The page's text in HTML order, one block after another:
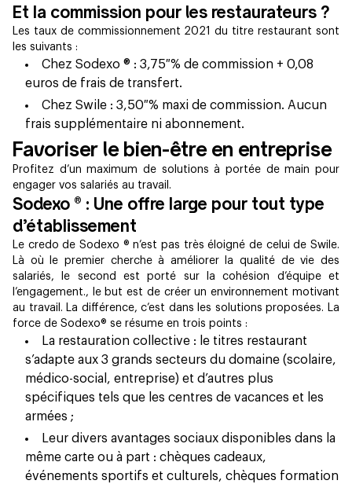
Et la commission pour les restaurateurs ?
Les taux de commissionnement 2021 du titre restaurant sont
les suivants :
Chez Sodexo ® : 3,75 % de commission + 0,08
euros de frais de transfert.
Chez Swile : 3,50 % maxi de commission. Aucun
frais supplémentaire ni abonnement.
Favoriser le bien-être en entreprise
Profitez d’un maximum de solutions à portée de main pour
engager vos salariés au travail.
Sodexo ® : Une offre large pour tout type
d’établissement
Le credo de Sodexo ® n’est pas très éloigné de celui de Swile.
Là où le premier cherche à améliorer la qualité de vie des
salariés, le second est porté sur la cohésion d’équipe et
l’engagement., le but est de créer un environnement motivant
au travail. La différence, c’est dans les solutions proposées. La
force de Sodexo® se résume en trois points :
La restauration collective : le titres restaurant
s’adapte aux 3 grands secteurs du domaine (scolaire,
médico-social, entreprise) et d’autres plus
spécifiques tels que les centres de vacances et les
armées ;
Leur divers avantages sociaux disponibles dans la
même carte ou à part : chèques cadeaux,
événements sportifs et culturels, chèques formation